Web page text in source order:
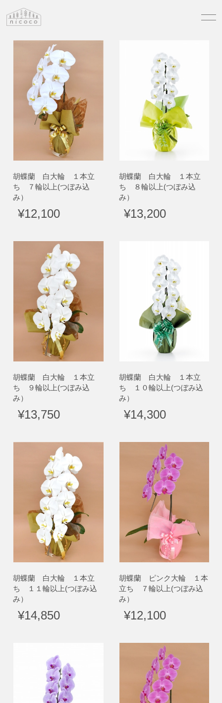
胡蝶蘭 白大輪 １本立
ち ７輪以上(つぼみ込
み）
¥12,100
胡蝶蘭 白大輪 １本立
ち ８輪以上(つぼみ込
み）
¥13,200
胡蝶蘭 白大輪 １本立
ち ９輪以上(つぼみ込
み）
¥13,750
胡蝶蘭 白大輪 １本立
ち １０輪以上(つぼみ込
み）
¥14,300
胡蝶蘭 白大輪 １本立
ち １１輪以上(つぼみ込
み）
¥14,850
胡蝶蘭 ピンク大輪 １本
立ち ７輪以上(つぼみ込
み）
¥12,100